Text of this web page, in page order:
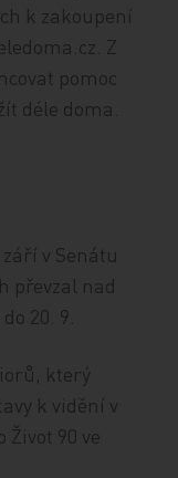
k zakoupení
Z
pomoc
déle doma.
v Senátu
převzal nad
20. 9.
který
k vidění v
90 ve